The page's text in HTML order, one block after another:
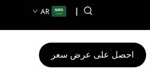
|
AR
احصل على عرض سعر